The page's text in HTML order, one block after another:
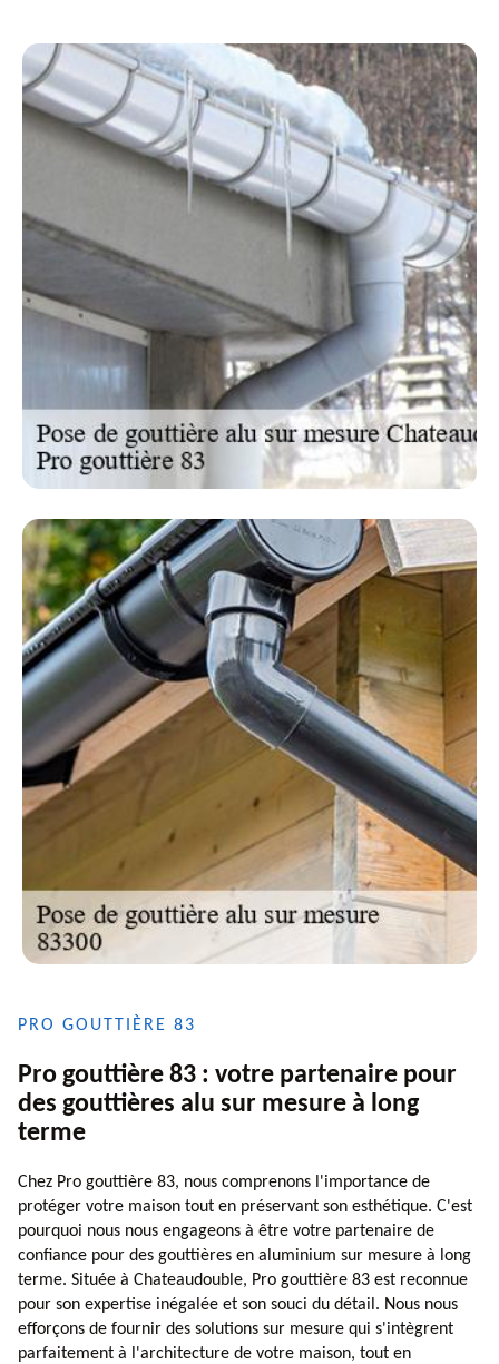
PRO GOUTTIÈRE 83
Pro gouttière 83 : votre partenaire pour
des gouttières alu sur mesure à long
terme
Chez Pro gouttière 83, nous comprenons l'importance de
protéger votre maison tout en préservant son esthétique. C'est
pourquoi nous nous engageons à être votre partenaire de
confiance pour des gouttières en aluminium sur mesure à long
terme. Située à Chateaudouble, Pro gouttière 83 est reconnue
pour son expertise inégalée et son souci du détail. Nous nous
efforçons de fournir des solutions sur mesure qui s'intègrent
parfaitement à l'architecture de votre maison, tout en